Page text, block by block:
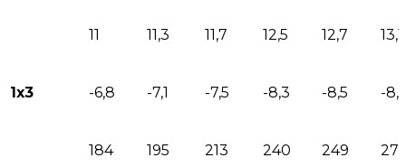
1х3
11 11,3 11,7 12,5 12,7 13,1
-6,8 -7,1 -7,5 -8,3 -8,5 -
184 195 213 240 249 271